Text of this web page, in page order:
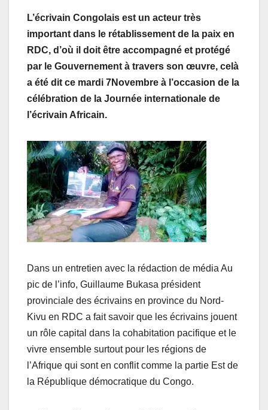
L’écrivain Congolais est un acteur très
important dans le rétablissement de la paix en
RDC, d’où il doit être accompagné et protégé
par le Gouvernement à travers son œuvre, celà
a été dit ce mardi 7Novembre à l’occasion de la
célébration de la Journée internationale de
l’écrivain Africain.
Dans un entretien avec la rédaction de média Au
pic de l’info, Guillaume Bukasa président
provinciale des écrivains en province du Nord-
Kivu en RDC a fait savoir que les écrivains jouent
un rôle capital dans la cohabitation pacifique et le
vivre ensemble surtout pour les régions de
l’Afrique qui sont en conflit comme la partie Est de
la République démocratique du Congo.